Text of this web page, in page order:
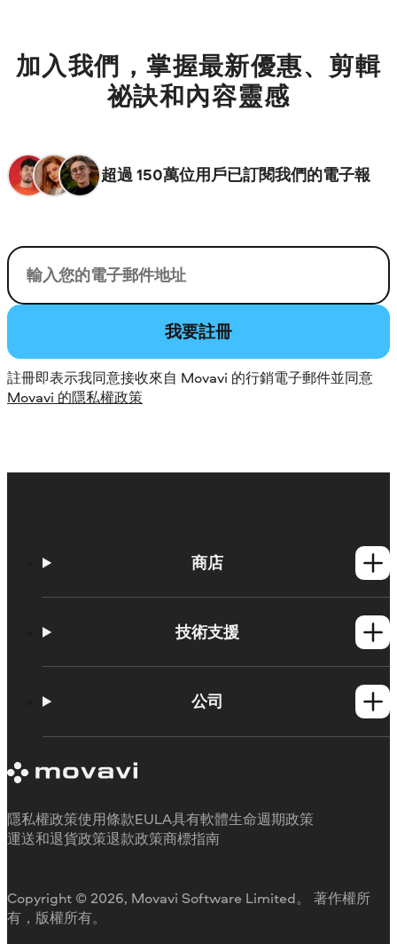
加入我們，掌握最新優惠、剪輯
祕訣和內容靈感
超過 150萬位用戶已訂閱我們的電子報
您的電子郵件
我要註冊
註冊即表示我同意接收來自 Movavi 的行銷電子郵件並同意
Movavi 的隱私權政策
商店
Mac產品
技術支援
學習平台
取消訂閱
退款
公司
客戶評價
為何要選擇我們
工作用
Copyright © 2026, Movavi Software Limited。 著作權所
有，版權所有。
隱私權政策使用條款EULA具有軟體生命週期政策
運送和退貨政策退款政策商標指南